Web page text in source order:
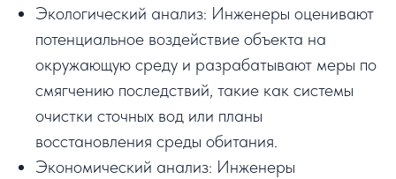
Экологический анализ: Инженеры оценивают
потенциальное воздействие объекта на
окружающую среду и разрабатывают меры по
смягчению последствий, такие как системы
очистки сточных вод или планы
восстановления среды обитания.
Экономический анализ: Инженеры